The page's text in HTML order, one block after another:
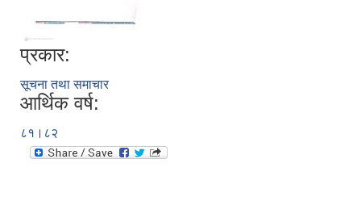
प्रकार:
सूचना तथा समाचार
आर्थिक वर्ष:
८१।८२